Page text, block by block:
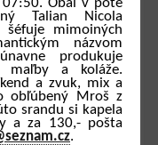
Obal v pote
Talian Nicola
mimoiných
názvom
produkuje
maľby a koláže.
a zvuk, mix a
obľúbený Mroš z
srandu si kapela
a za 130,- pošta
.